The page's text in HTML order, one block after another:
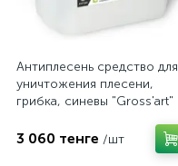
Антиплесень средство для
уничтожения плесени,
грибка, синевы "Gross'art"
3 060 тенге /шт